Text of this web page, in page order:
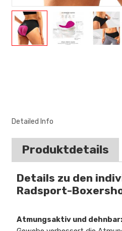
Detailed Info
Produktdetails
Details zu den
Radsport-
Atmungsaktiv und dehnbar: